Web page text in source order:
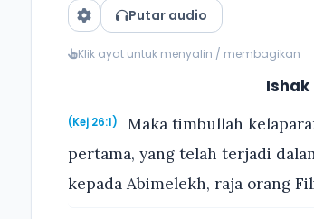
Putar audio
Klik ayat untuk menyalin / membagikan
(Kej 26:1)
Maka timbullah
pertama, yang telah terjadi
kepada Abimelekh, raja orang